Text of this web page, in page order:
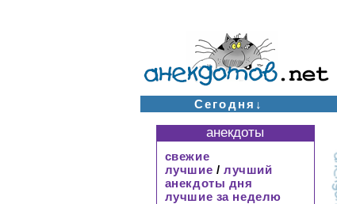
Сегодня↓
анекдоты
свежие
лучшие / лучший
анекдоты дня
лучшие за неделю